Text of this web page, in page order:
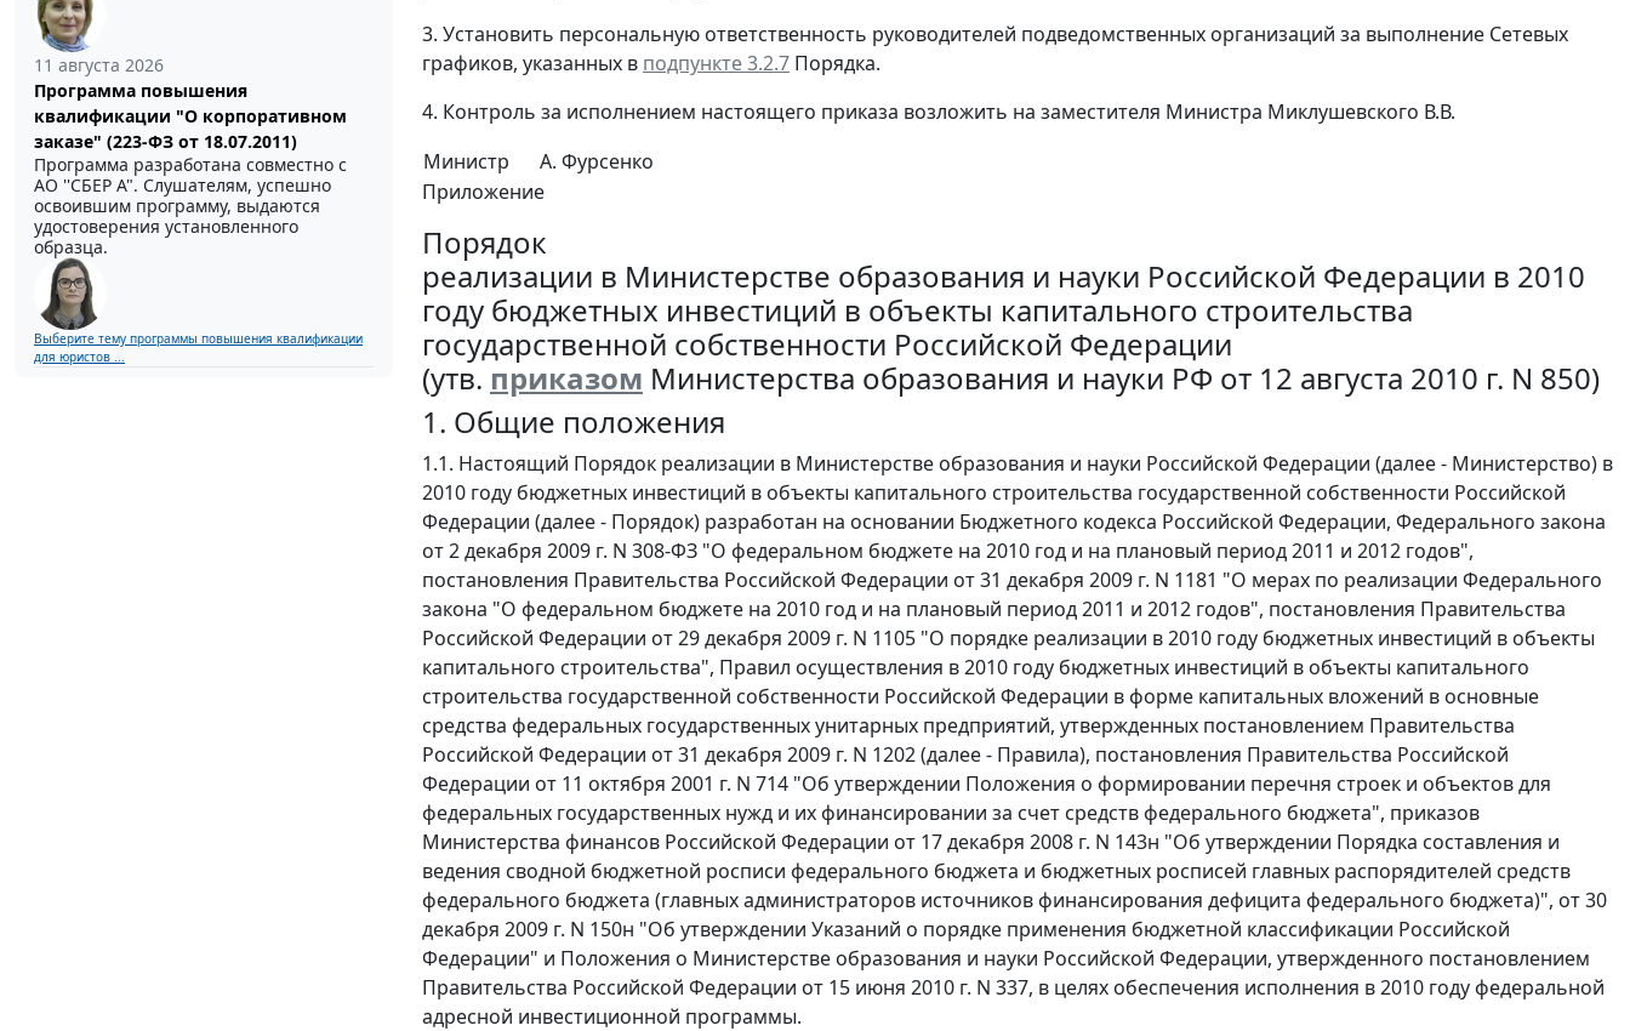
11 августа 2026
Программа повышения
квалификации "О корпоративном
заказе" (223-ФЗ от 18.07.2011)
Программа разработана совместно с
АО ''СБЕР А". Слушателям, успешно
освоившим программу, выдаются
удостоверения установленного
образца.
Выберите тему программы повышения квалификации
для юристов ...
3. Установить персональную ответственность руководителей подведомственных организаций за выполнение Сетевых
графиков, указанных в подпункте 3.2.7 Порядка.
4. Контроль за исполнением настоящего приказа возложить на заместителя Министра Миклушевского В.В.
Министр
А. Фурсенко
Приложение
Порядок
реализации в Министерстве образования и науки Российской Федерации в 2010
году бюджетных инвестиций в объекты капитального строительства
государственной собственности Российской Федерации
(утв. приказом Министерства образования и науки РФ от 12 августа 2010 г. N 850)
1. Общие положения
1.1. Настоящий Порядок реализации в Министерстве образования и науки Российской Федерации (далее - Министерство) в
2010 году бюджетных инвестиций в объекты капитального строительства государственной собственности Российской
Федерации (далее - Порядок) разработан на основании Бюджетного кодекса Российской Федерации, Федерального закона
от 2 декабря 2009 г. N 308-ФЗ "О федеральном бюджете на 2010 год и на плановый период 2011 и 2012 годов",
постановления Правительства Российской Федерации от 31 декабря 2009 г. N 1181 "О мерах по реализации Федерального
закона "О федеральном бюджете на 2010 год и на плановый период 2011 и 2012 годов", постановления Правительства
Российской Федерации от 29 декабря 2009 г. N 1105 "О порядке реализации в 2010 году бюджетных инвестиций в объекты
капитального строительства", Правил осуществления в 2010 году бюджетных инвестиций в объекты капитального
строительства государственной собственности Российской Федерации в форме капитальных вложений в основные
средства федеральных государственных унитарных предприятий, утвержденных постановлением Правительства
Российской Федерации от 31 декабря 2009 г. N 1202 (далее - Правила), постановления Правительства Российской
Федерации от 11 октября 2001 г. N 714 "Об утверждении Положения о формировании перечня строек и объектов для
федеральных государственных нужд и их финансировании за счет средств федерального бюджета", приказов
Министерства финансов Российской Федерации от 17 декабря 2008 г. N 143н "Об утверждении Порядка составления и
ведения сводной бюджетной росписи федерального бюджета и бюджетных росписей главных распорядителей средств
федерального бюджета (главных администраторов источников финансирования дефицита федерального бюджета)", от 30
декабря 2009 г. N 150н "Об утверждении Указаний о порядке применения бюджетной классификации Российской
Федерации" и Положения о Министерстве образования и науки Российской Федерации, утвержденного постановлением
Правительства Российской Федерации от 15 июня 2010 г. N 337, в целях обеспечения исполнения в 2010 году федеральной
адресной инвестиционной программы.